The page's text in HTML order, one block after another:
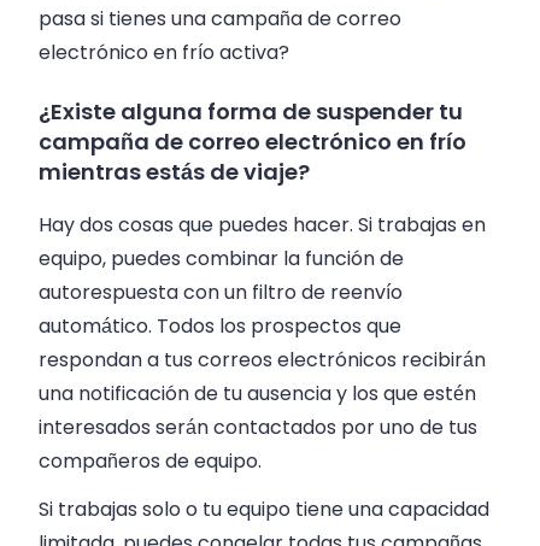
pasa si tienes una campaña de correo
electrónico en frío activa?
¿Existe alguna forma de suspender tu
campaña de correo electrónico en frío
mientras estás de viaje?
Hay dos cosas que puedes hacer. Si trabajas en
equipo, puedes combinar la función de
autorespuesta con un filtro de reenvío
automático. Todos los prospectos que
respondan a tus correos electrónicos recibirán
una notificación de tu ausencia y los que estén
interesados serán contactados por uno de tus
compañeros de equipo.
Si trabajas solo o tu equipo tiene una capacidad